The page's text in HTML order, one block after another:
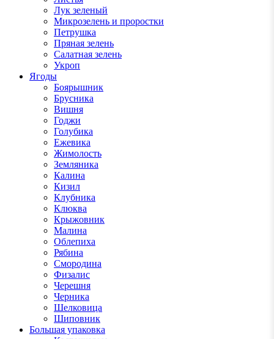
Лук зеленый
Микрозелень и проростки
Петрушка
Пряная зелень
Салатная зелень
Укроп
Ягоды
Боярышник
Брусника
Вишня
Годжи
Голубика
Ежевика
Жимолость
Земляника
Калина
Кизил
Клубника
Клюква
Крыжовник
Малина
Облепиха
Рябина
Смородина
Физалис
Черешня
Черника
Шелковица
Шиповник
Большая упаковка